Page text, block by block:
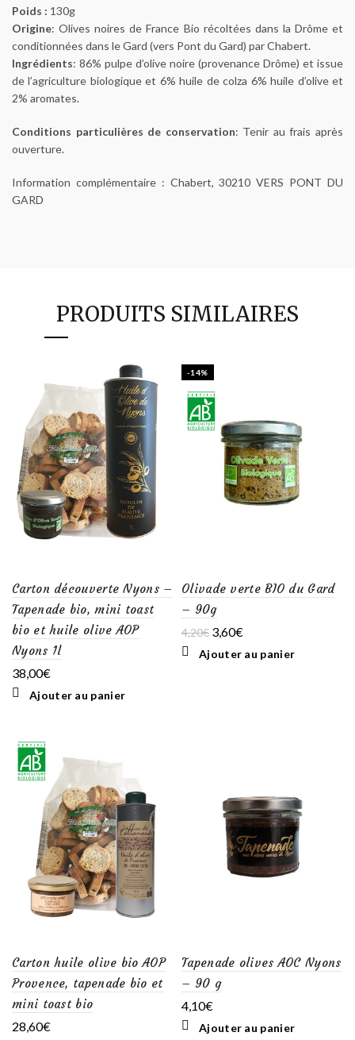
Poids : 130g
Origine: Olives noires de France Bio récoltées dans la Drôme et
conditionnées dans le Gard (vers Pont du Gard) par Chabert.
Ingrédients: 86% pulpe d’olive noire (provenance Drôme) et issue
de l’agriculture biologique et 6% huile de colza 6% huile d’olive et
2% aromates.
Conditions particulières de conservation: Tenir au frais après
ouverture.
Information complémentaire : Chabert, 30210 VERS PONT DU
GARD
PRODUITS SIMILAIRES
Carton découverte Nyons –
Tapenade bio, mini toast
bio et huile olive AOP
Nyons 1l
38,00€
Ajouter au panier
-14%
Olivade verte BIO du Gard
– 90g
4,20€ Le
initial
3,60€Le
actuel
Ajouter au panier
Carton huile olive bio AOP
Provence, tapenade bio et
mini toast bio
28,60€
Tapenade olives AOC Nyons
– 90 g
4,10€
Ajouter au panier